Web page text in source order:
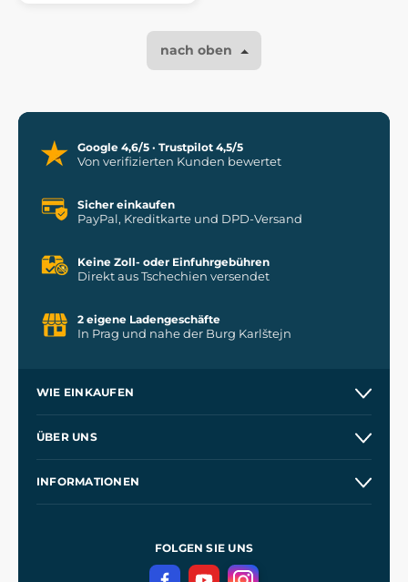
nach oben
Google 4,6/5 · Trustpilot 4,5/5
Von verifizierten Kunden bewertet
Sicher einkaufen
PayPal, Kreditkarte und DPD-Versand
Keine Zoll- oder Einfuhrgebühren
Direkt aus Tschechien versendet
2 eigene Ladengeschäfte
In Prag und nahe der Burg Karlštejn
WIE EINKAUFEN
Kontakt
ÜBER UNS
INFORMATIONEN
DatenschutzerklärungFOLGEN SIE UNS